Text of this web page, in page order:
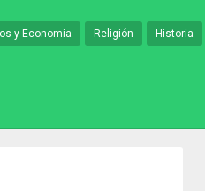
y Economia Religión Historia